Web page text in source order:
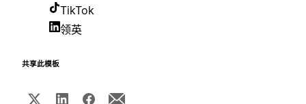
TikTok
领英
共享此模板